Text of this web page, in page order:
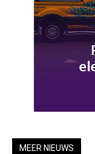
MEER NIEUWS